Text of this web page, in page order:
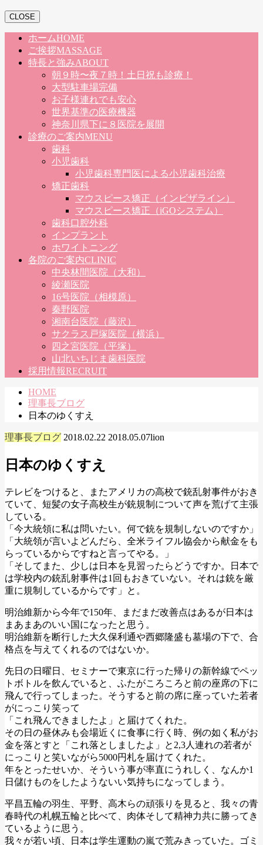
CLOSE
ホームHOME
ご挨拶MASSAGE
特長と強みABOUT
朝９時〜夜７時！土日祝も診療！
大型駐車場完備
お子様連れでも安心
世界基準の医療機器
神奈川県下に８医院を展開
診療のご案内MENU
歯科
小児歯科
小児歯科専門医による小児歯科治療
矯正歯科
マウスピース矯正（インビザライン）
マウスピース矯正（iGOシステム）
歯科口腔外科
インプラント
ホワイトニング
各院のご案内CLINIC
中央林間医院（大和）
綾瀬医院
16号医院（相模原）
秦野医院
湘南台医院（藤沢）
サクラス戸塚医院（横浜）
四之宮医院（平塚）
山北いちじま歯科医院
採用情報RECRUIT
HOME
理事長ブログ
日本のゆくすえ
理事長ブログ 2018.02.22 2018.05.07lion
日本のゆくすえ
テレビをつけると、またアメリカの高校で銃乱射事件がおき
ていて、短髪の女子高校生が銃規制について声を荒げて主張
している。
「今大統領に私は問いたい。何で銃を規制しないのですか」
「大統領が言いよどんだら、全米ライフル協会から献金をも
らっているからですねと言ってやる。」
「そしてまた、少しは日本を見習ったらどうですか。日本で
は学校内の銃乱射事件は1回もおきていない。それは銃を厳
重に規制しているからです」と。
明治維新から今年で150年、まだまだ改善点はあるが日本は
まあまあのいい国になったと思う。
明治維新を断行した大久保利通や西郷隆盛も墓場の下で、合
格点を与えてくれるのではないか。
先日の日曜日、セミナーで東京に行った帰りの新幹線でペッ
トボトルを飲んでいると、ふたがころころと前の座席の下に
飛んで行ってしまった。そうすると前の席に座っていた若者
がにっこり笑って
「これ飛んできましたよ」と届けてくれた。
その日の昼休みも会場近くに食事に行く時、例の如く私がお
金を落とすと「これ落としましたよ」と2,3人連れの若者が
にっこりと笑いながら5000円札を届けてくれた。
年をとったせいか、そういう事が率直にうれしく、なんか1
日儲けものをしたようないい気持ちになってしまう。
平昌五輪の羽生、平野、高木らの頑張りを見ると、我々の青
春時代の札幌五輪と比べて、肉体そして精神力共に勝ってき
ているように思う。
我々が若い頃、日本は学生運動の嵐で荒みきっていた。ゴミ